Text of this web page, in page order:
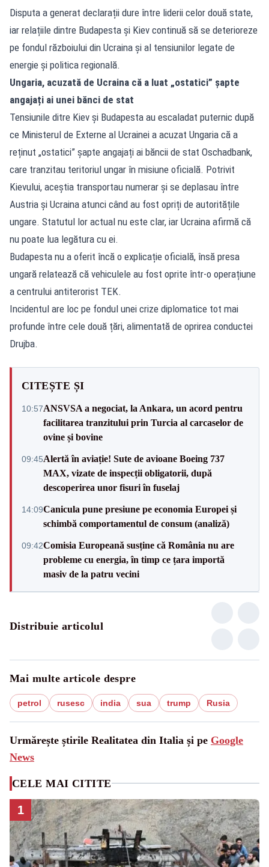
Disputa a generat declarații dure între liderii celor două state,
iar relațiile dintre Budapesta și Kiev continuă să se deterioreze
pe fondul războiului din Ucraina și al tensiunilor legate de
energie și politica regională.
Ungaria, acuzată de Ucraina că a luat „ostatici” șapte
angajați ai unei bănci de stat
Tensiunile ditre Kiev și Budapesta au escaladat puternic după
ce Ministerul de Externe al Ucrainei a acuzat Ungaria că a
reținut „ostatici” șapte angajați ai băncii de stat Oschadbank,
care tranzitau teritoriul ungar în misiune oficială. Potrivit
Kievului, aceștia transportau numerar și se deplasau între
Austria și Ucraina atunci când au fost opriți de autoritățile
ungare. Statutul lor actual nu este clar, iar Ucraina afirmă că
nu poate lua legătura cu ei.
Budapesta nu a oferit încă o explicație oficială, însă presa
ungară relatează că vehiculele au fost oprite într-o operațiune
a centrului antiterorist TEK.
Incidentul are loc pe fondul unei crize diplomatice tot mai
profunde între cele două țări, alimentată de oprirea conductei
Drujba.
CITEȘTE ȘI
10:57ANSVSA a negociat, la Ankara, un acord pentru
facilitarea tranzitului prin Turcia al carcaselor de
ovine și bovine
09:45Alertă în aviație! Sute de avioane Boeing 737
MAX, vizate de inspecții obligatorii, după
descoperirea unor fisuri în fuselaj
14:09Canicula pune presiune pe economia Europei și
schimbă comportamentul de consum (analiză)
09:42Comisia Europeană susține că România nu are
probleme cu energia, în timp ce țara importă
masiv de la patru vecini
Distribuie articolul
Mai multe articole despre
petrol rusesc india sua trump Rusia
Urmărește știrile Realitatea din Italia și pe Google
News
CELE MAI CITITE
1